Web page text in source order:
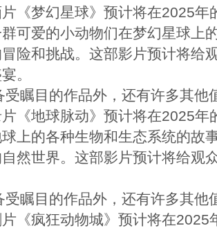
《梦幻星球》预计将在2025年
可爱的小动物们在梦幻星球上
险和挑战。这部影片预计将给
。
受瞩目的作品外，还有许多其他
《地球脉动》预计将在2025年
上的各种生物和生态系统的故
然世界。这部影片预计将给观
受瞩目的作品外，还有许多其他
《疯狂动物城》预计将在2025